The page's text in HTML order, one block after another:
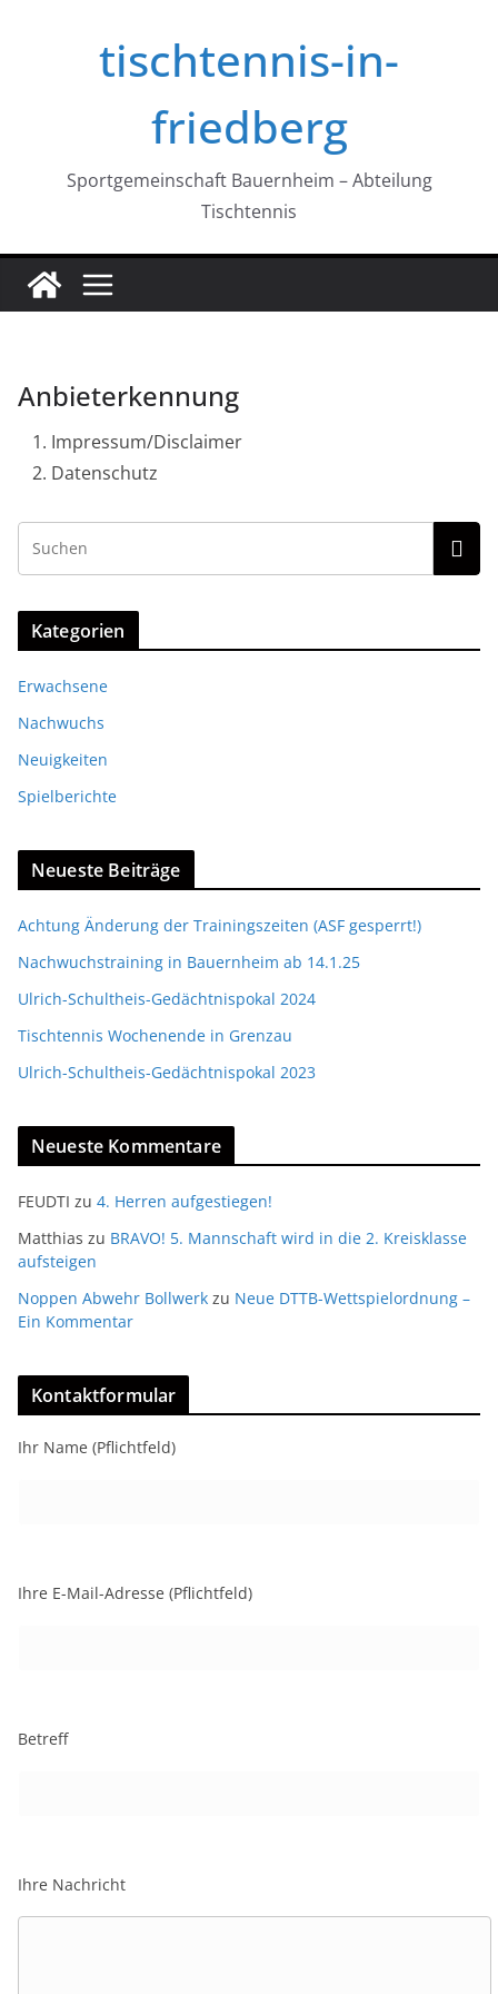
tischtennis-in-
friedberg
Sportgemeinschaft Bauernheim – Abteilung
Tischtennis
Anbieterkennung
Impressum/Disclaimer
Datenschutz
Kategorien
Erwachsene
Nachwuchs
Neuigkeiten
Spielberichte
Neueste Beiträge
Achtung Änderung der Trainingszeiten (ASF gesperrt!)
Nachwuchstraining in Bauernheim ab 14.1.25
Ulrich-Schultheis-Gedächtnispokal 2024
Tischtennis Wochenende in Grenzau
Ulrich-Schultheis-Gedächtnispokal 2023
Neueste Kommentare
FEUDTI zu 4. Herren aufgestiegen!
Matthias zu BRAVO! 5. Mannschaft wird in die 2. Kreisklasse
aufsteigen
Noppen Abwehr Bollwerk zu Neue DTTB-Wettspielordnung –
Ein Kommentar
Kontaktformular
Ihr Name (Pflichtfeld)
Ihre E-Mail-Adresse (Pflichtfeld)
Betreff
Ihre Nachricht